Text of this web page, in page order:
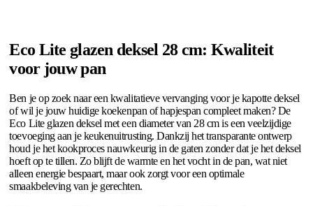
Eco Lite glazen deksel 28 cm: Kwaliteit
voor jouw pan
Ben je op zoek naar een kwalitatieve vervanging voor je kapotte deksel
of wil je jouw huidige koekenpan of hapjespan compleet maken? De
Eco Lite glazen deksel met een diameter van 28 cm is een veelzijdige
toevoeging aan je keukenuitrusting. Dankzij het transparante ontwerp
houd je het kookproces nauwkeurig in de gaten zonder dat je het deksel
hoeft op te tillen. Zo blijft de warmte en het vocht in de pan, wat niet
alleen energie bespaart, maar ook zorgt voor een optimale
smaakbeleving van je gerechten.